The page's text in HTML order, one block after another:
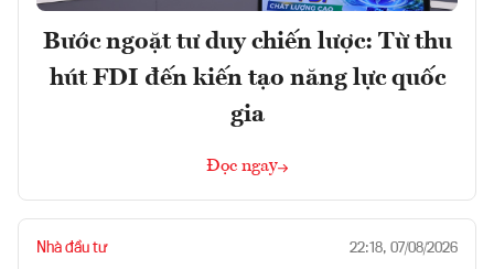
Bước ngoặt tư duy chiến lược: Từ thu
hút FDI đến kiến tạo năng lực quốc
gia
Đọc ngay
Nhà đầu tư 22:18, 07/08/2026